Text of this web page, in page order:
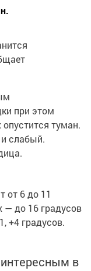
при этом
туман.
и слабый.
от 6 до 11
— до 16 градусов
+4 градусов.
в